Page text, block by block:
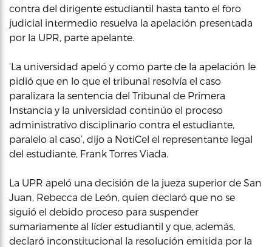
contra del dirigente estudiantil hasta tanto el foro
judicial intermedio resuelva la apelación presentada
por la UPR, parte apelante.
‘La universidad apeló y como parte de la apelación le
pidió que en lo que el tribunal resolvía el caso
paralizara la sentencia del Tribunal de Primera
Instancia y la universidad continúo el proceso
administrativo disciplinario contra el estudiante,
paralelo al caso’, dijo a NotiCel el representante legal
del estudiante, Frank Torres Viada.
La UPR apeló una decisión de la jueza superior de San
Juan, Rebecca de León, quien declaró que no se
siguió el debido proceso para suspender
sumariamente al líder estudiantil y que, además,
declaró inconstitucional la resolución emitida por la